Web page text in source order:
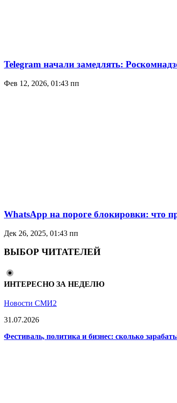
Telegram начали замедлять:
Фев 12, 2026, 01:43 пп
WhatsApp на пороге блокировки: что
Дек 26, 2025, 01:43 пп
ВЫБОР ЧИТАТЕЛЕЙ
ИНТЕРЕСНО ЗА НЕДЕЛЮ
Новости СМИ2
31.07.2026
Фестиваль, политика и бизнес: сколько